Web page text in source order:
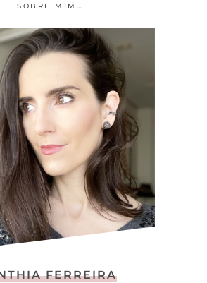
SOBRE MIM…
FERREIRA